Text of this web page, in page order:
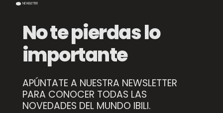
Molde Alto Karamel
NEWSLETTER
No te pierdas lo
importante
APÚNTATE A NUESTRA NEWSLETTER
PARA CONOCER TODAS LAS
NOVEDADES DEL MUNDO IBILI.